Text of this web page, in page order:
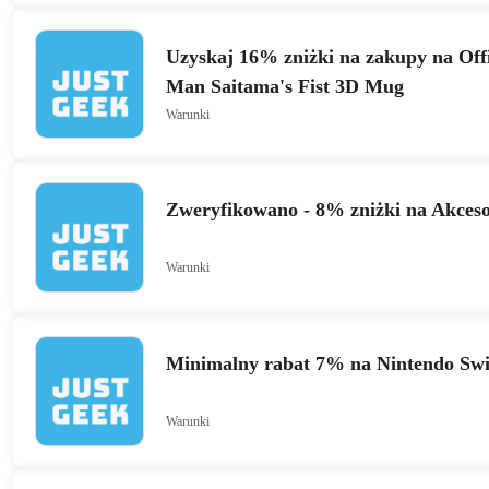
Uzyskaj 16% zniżki na zakupy na
Man Saitama's Fist 3D Mug
Warunki
Zweryfikowano - 8% zniżki na
Warunki
Minimalny rabat 7% na Nintendo
Warunki